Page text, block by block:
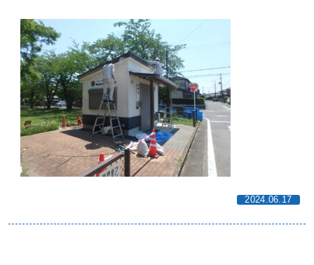
2024.06.17